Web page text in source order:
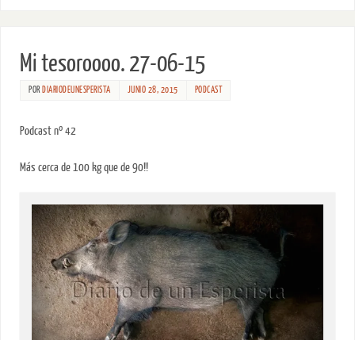
Mi tesoroooo. 27-06-15
POR DIARIODEUNESPERISTA JUNIO 28, 2015 PODCAST
Podcast nº 42
Más cerca de 100 kg que de 90!!